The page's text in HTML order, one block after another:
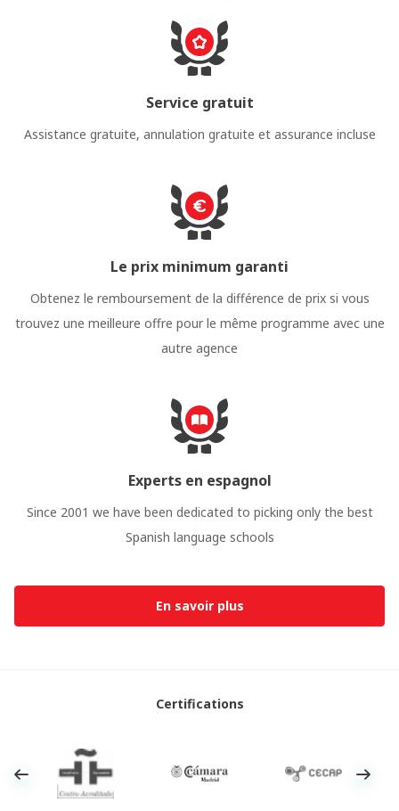
Service gratuit
Assistance gratuite, annulation gratuite et assurance incluse
Le prix minimum garanti
Obtenez le remboursement de la différence de prix si vous
trouvez une meilleure offre pour le même programme avec une
autre agence
Experts en espagnol
Since 2001 we have been dedicated to picking only the best
Spanish language schools
En savoir plus
Certifications